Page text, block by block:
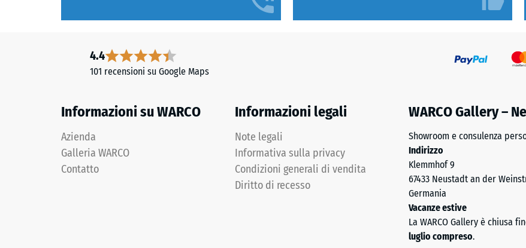
4.4
101 recensioni su Google Maps
Informazioni su WARCO
Azienda
Galleria WARCO
Contatto
Informazioni legali
Note legali
Informativa sulla privacy
Condizioni generali di vendita
Diritto di recesso
WARCO Gallery –
Showroom e consulenza
Indirizzo
Klemmhof 9
67433 Neustadt an der
Germania
Vacanze estive
La WARCO Gallery è chiusa
luglio compreso.